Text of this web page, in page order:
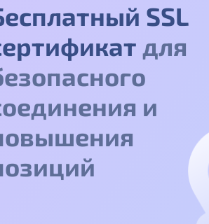
SSL
для
и